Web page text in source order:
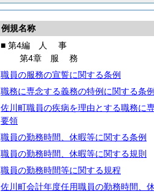
例規名称
■ 第4編
人 事
第4章 服務
職員の服務の宣誓に関する条例
職務に専念する義務の特例に関する条例
佐川町職員の疾病を理由とする職務に
要領
職員の勤務時間、休暇等に関する条例
職員の勤務時間、休暇等に関する規則
職員の勤務時間等に関する規程
佐川町会計年度任用職員の勤務時間、